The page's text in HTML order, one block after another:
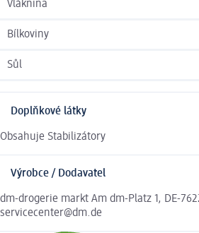
Vláknina
Bílkoviny
Sůl
Doplňkové látky
Obsahuje Stabilizátory
Výrobce / Dodavatel
dm-drogerie markt Am dm-Platz 1, DE-
servicecenter@dm.de